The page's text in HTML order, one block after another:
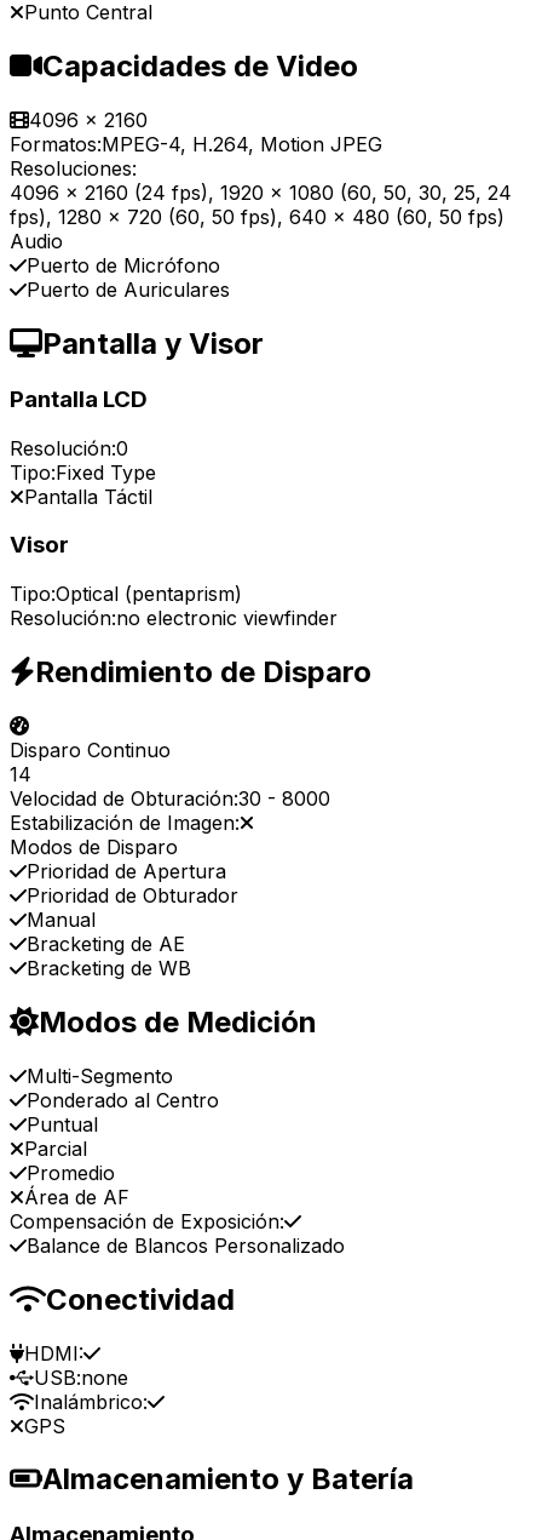
Punto Central
Capacidades de Video
4096 x 2160
Formatos:MPEG-4, H.264, Motion JPEG
Resoluciones:
4096 x 2160 (24 fps), 1920 x 1080 (60, 50, 30, 25, 24
fps), 1280 x 720 (60, 50 fps), 640 x 480 (60, 50 fps)
Audio
Puerto de Micrófono
Puerto de Auriculares
Pantalla y Visor
Pantalla LCD
Resolución:0
Tipo:Fixed Type
Pantalla Táctil
Visor
Tipo:Optical (pentaprism)
Resolución:no electronic viewfinder
Rendimiento de Disparo
Disparo Continuo
14
Velocidad de Obturación:30 - 8000
Estabilización de Imagen:
Modos de Disparo
Prioridad de Apertura
Prioridad de Obturador
Manual
Bracketing de AE
Bracketing de WB
Modos de Medición
Multi-Segmento
Ponderado al Centro
Puntual
Parcial
Promedio
Área de AF
Compensación de Exposición:
Balance de Blancos Personalizado
Conectividad
HDMI:
USB:none
Inalámbrico:
GPS
Almacenamiento y Batería